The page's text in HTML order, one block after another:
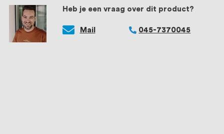
Heb je een vraag over dit product?
Mail 045-7370045